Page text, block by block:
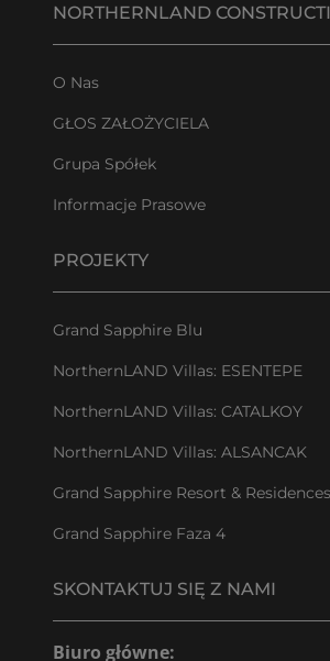
NORTHERNLAND
O Nas
GŁOS ZAŁOŻYCIELA
Grupa Spółek
Informacje Prasowe
PROJEKTY
Grand Sapphire Blu
NorthernLAND Villas: ESENTEPE
NorthernLAND Villas: CATALKOY
NorthernLAND Villas: ALSANCAK
Grand Sapphire Resort & Residences
Grand Sapphire Faza 4
SKONTAKTUJ SIĘ Z NAMI
Biuro główne: